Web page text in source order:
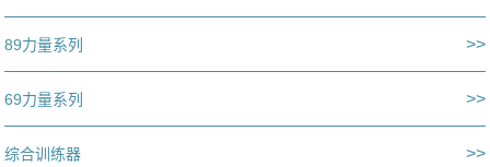
89力量系列 >>
69力量系列 >>
综合训练器 >>